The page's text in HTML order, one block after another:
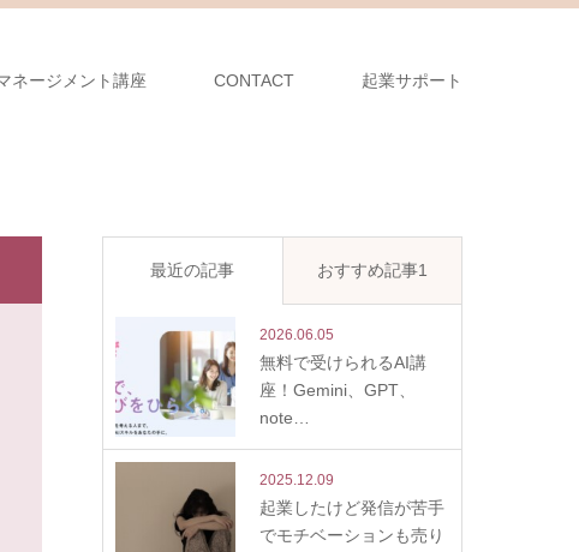
ネージメント講座 CONTACT 起業サポート
最近の記事 おすすめ記事1
2026.06.05
無料で受けられるAI講
座！Gemini、GPT、
note…
2025.12.09
起業したけど発信が苦手
でモチベーションも売り